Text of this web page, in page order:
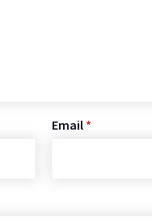
Email *